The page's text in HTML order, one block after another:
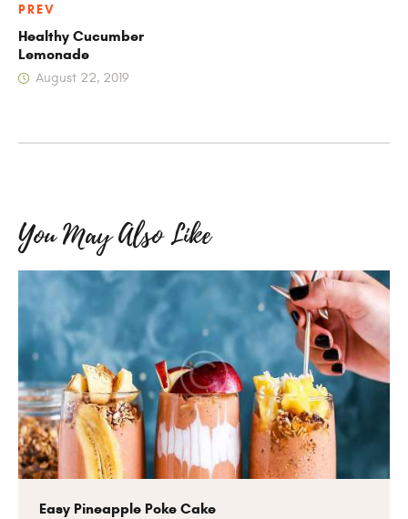
PREV
Healthy Cucumber
Lemonade
August 22, 2019
You May Also Like
Easy Pineapple Poke Cake